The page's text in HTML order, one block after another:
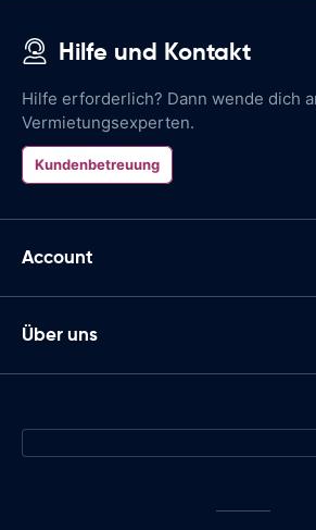
Hilfe und Kontakt
Hilfe erforderlich? Dann wende dich
Vermietungsexperten.
Kundenbetreuung
Account
Über uns